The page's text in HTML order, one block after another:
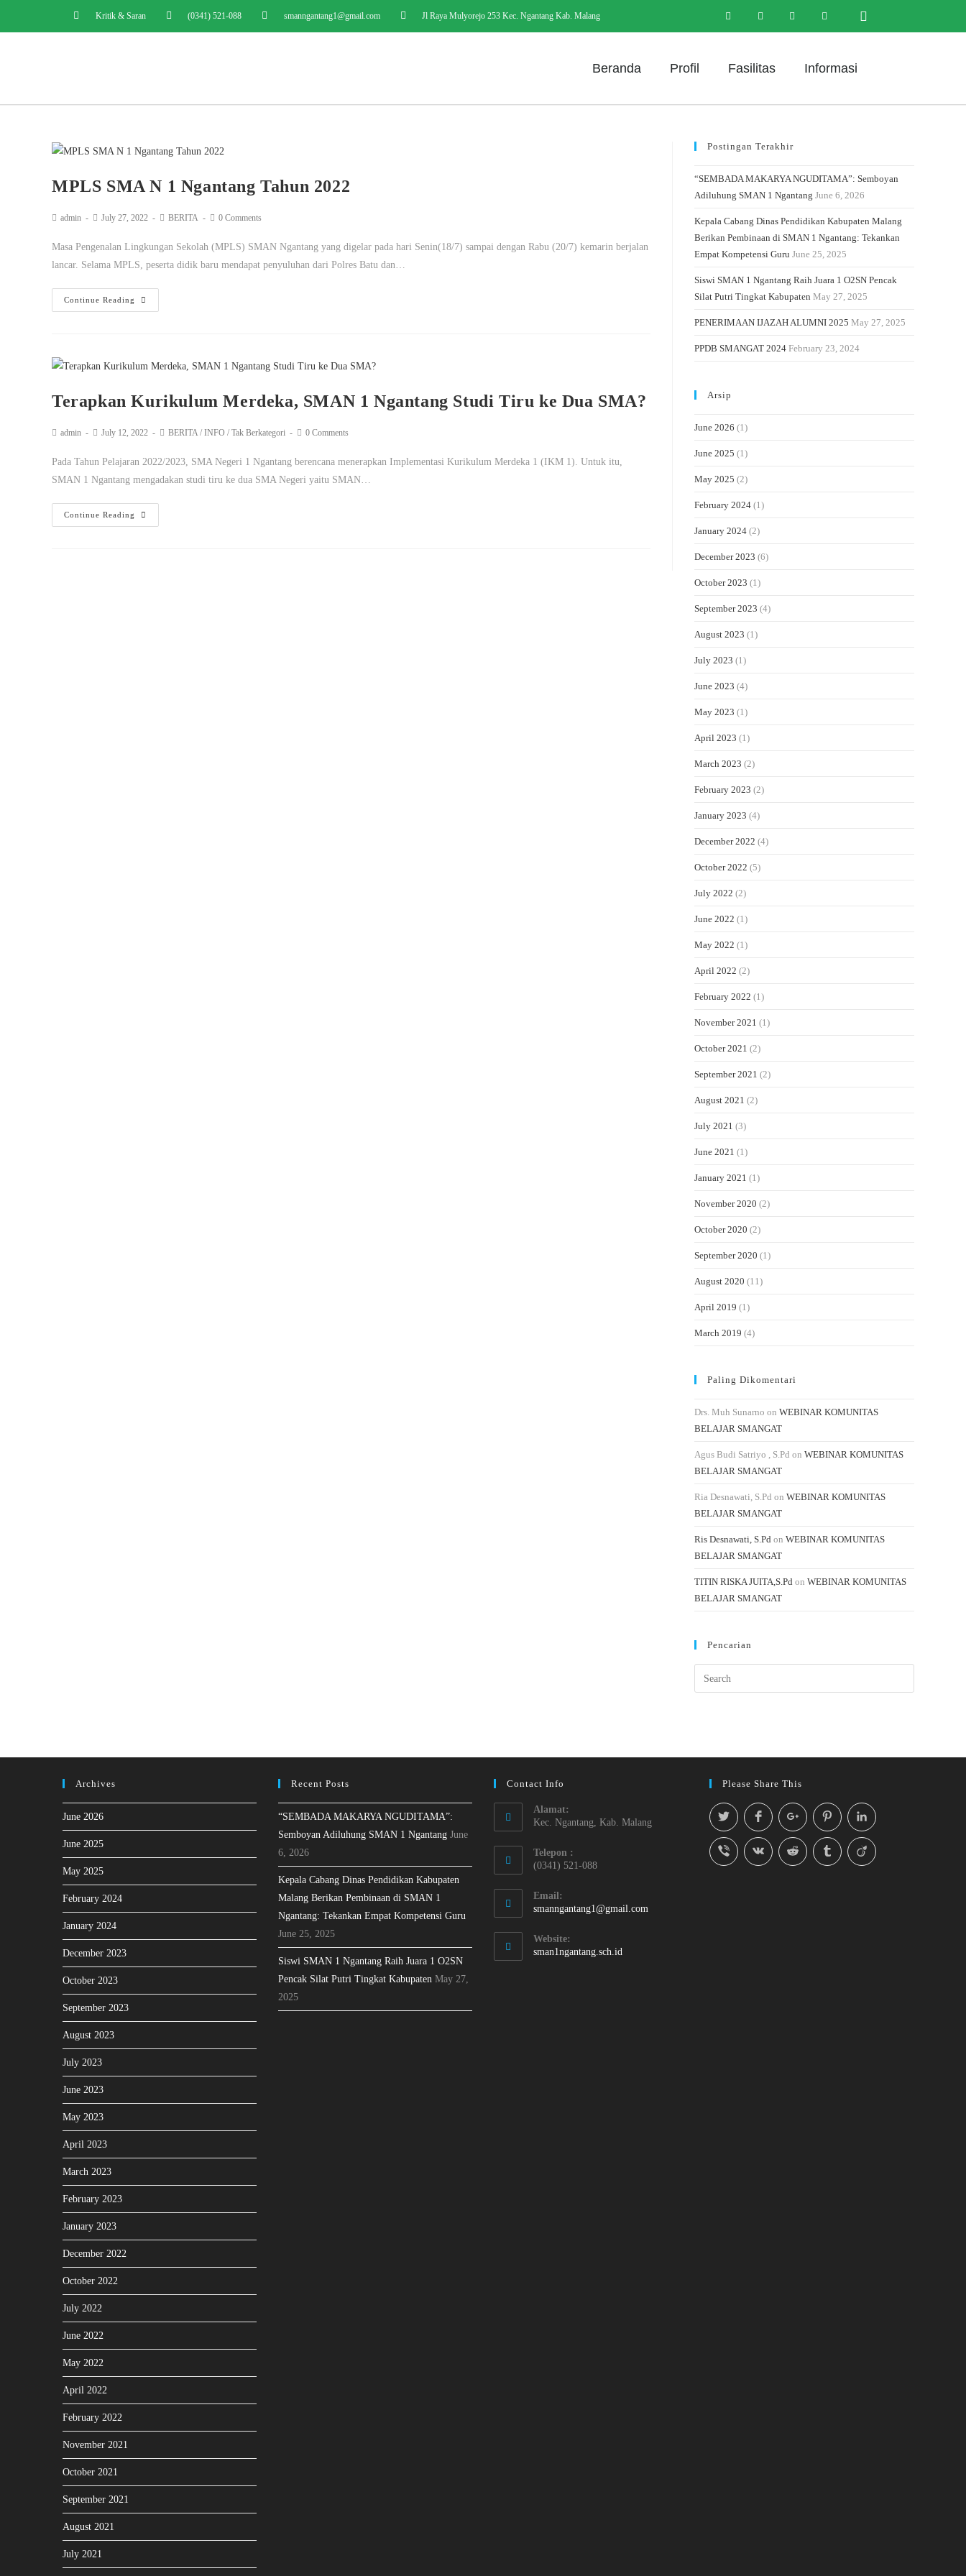
Kritik & Saran (0341) 521-088 smanngantang1@gmail.com Jl Raya Mulyorejo 253 Kec. Ngantang Kab. Malang
Beranda Profil Fasilitas Informasi
MPLS SMA N 1 Ngantang Tahun 2022
admin July 27, 2022 BERITA 0 Comments
Masa Pengenalan Lingkungan Sekolah (MPLS) SMAN Ngantang yang digelar pada hari Senin(18/7) sampai dengan Rabu (20/7) kemarin berjalan
lancar. Selama MPLS, peserta didik baru mendapat penyuluhan dari Polres Batu dan…
Continue Reading
Terapkan Kurikulum Merdeka, SMAN 1 Ngantang Studi Tiru ke Dua SMA?
admin July 12, 2022 BERITA / INFO / Tak Berkategori 0 Comments
Pada Tahun Pelajaran 2022/2023, SMA Negeri 1 Ngantang berencana menerapkan Implementasi Kurikulum Merdeka 1 (IKM 1). Untuk itu,
SMAN 1 Ngantang mengadakan studi tiru ke dua SMA Negeri yaitu SMAN…
Continue Reading
Postingan Terakhir
“SEMBADA MAKARYA NGUDITAMA”: Semboyan
Adiluhung SMAN 1 Ngantang June 6, 2026
Kepala Cabang Dinas Pendidikan Kabupaten Malang
Berikan Pembinaan di SMAN 1 Ngantang: Tekankan
Empat Kompetensi Guru June 25, 2025
Siswi SMAN 1 Ngantang Raih Juara 1 O2SN Pencak
Silat Putri Tingkat Kabupaten May 27, 2025
PENERIMAAN IJAZAH ALUMNI 2025 May 27, 2025
PPDB SMANGAT 2024 February 23, 2024
Arsip
June 2026 (1)
June 2025 (1)
May 2025 (2)
February 2024 (1)
January 2024 (2)
December 2023 (6)
October 2023 (1)
September 2023 (4)
August 2023 (1)
July 2023 (1)
June 2023 (4)
May 2023 (1)
April 2023 (1)
March 2023 (2)
February 2023 (2)
January 2023 (4)
December 2022 (4)
October 2022 (5)
July 2022 (2)
June 2022 (1)
May 2022 (1)
April 2022 (2)
February 2022 (1)
November 2021 (1)
October 2021 (2)
September 2021 (2)
August 2021 (2)
July 2021 (3)
June 2021 (1)
January 2021 (1)
November 2020 (2)
October 2020 (2)
September 2020 (1)
August 2020 (11)
April 2019 (1)
March 2019 (4)
Paling Dikomentari
Drs. Muh Sunarno on WEBINAR KOMUNITAS
BELAJAR SMANGAT
Agus Budi Satriyo , S.Pd on WEBINAR KOMUNITAS
BELAJAR SMANGAT
Ria Desnawati, S.Pd on WEBINAR KOMUNITAS
BELAJAR SMANGAT
Ris Desnawati, S.Pd on WEBINAR KOMUNITAS
BELAJAR SMANGAT
TITIN RISKA JUITA,S.Pd on WEBINAR KOMUNITAS
BELAJAR SMANGAT
Pencarian
Archives
June 2026
June 2025
May 2025
February 2024
January 2024
December 2023
October 2023
September 2023
August 2023
July 2023
June 2023
May 2023
April 2023
March 2023
February 2023
January 2023
December 2022
October 2022
July 2022
June 2022
May 2022
April 2022
February 2022
November 2021
October 2021
September 2021
August 2021
July 2021
Recent Posts
“SEMBADA MAKARYA NGUDITAMA”:
Semboyan Adiluhung SMAN 1 Ngantang June
6, 2026
Kepala Cabang Dinas Pendidikan Kabupaten
Malang Berikan Pembinaan di SMAN 1
Ngantang: Tekankan Empat Kompetensi Guru
June 25, 2025
Siswi SMAN 1 Ngantang Raih Juara 1 O2SN
Pencak Silat Putri Tingkat Kabupaten May 27,
2025
Contact Info
Alamat:
Kec. Ngantang, Kab. Malang
Telepon :
(0341) 521-088
Email:
smanngantang1@gmail.com
Website:
sman1ngantang.sch.id
Please Share This